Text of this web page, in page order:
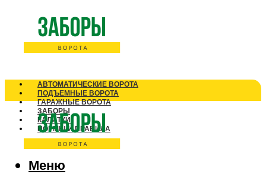
АВТОМАТИЧЕСКИЕ ВОРОТА
ПОДЪЕМНЫЕ ВОРОТА
ГАРАЖНЫЕ ВОРОТА
ЗАБОРЫ
КАЛИТКИ
НОРМЫ И ПРАВИЛА
Меню